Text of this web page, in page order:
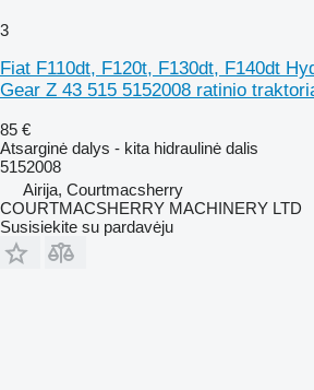
3
Fiat F110dt, F120t, F130dt, F140dt
Gear Z 43 515 5152008 ratinio
85 €
Atsarginė dalys - kita hidraulinė dalis
5152008
Airija, Courtmacsherry
COURTMACSHERRY MACHINERY LTD
Susisiekite su pardavėju